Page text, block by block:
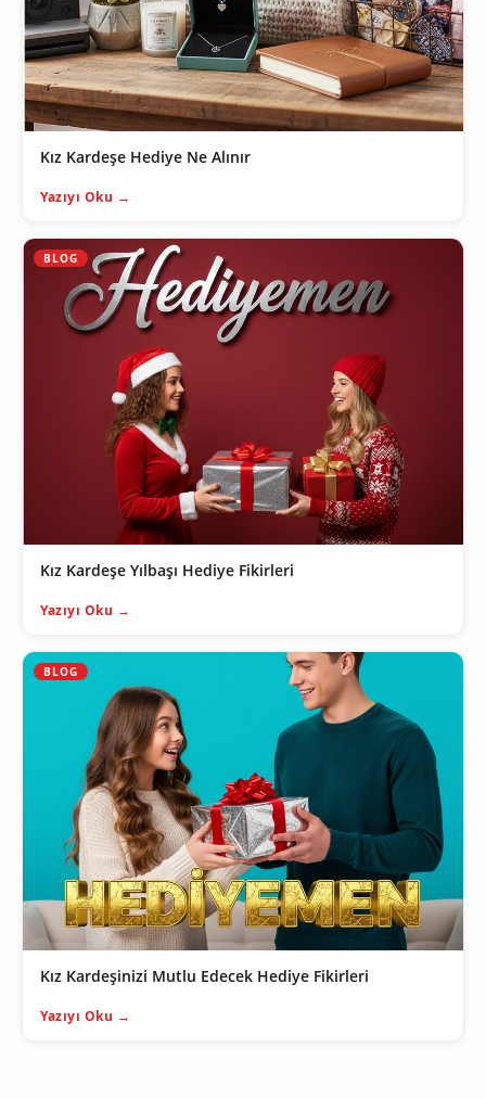
Kız Kardeşe Hediye Ne Alınır
Yazıyı Oku →
BLOG
Kız Kardeşe Yılbaşı Hediye Fikirleri
Yazıyı Oku →
BLOG
Kız Kardeşinizi Mutlu Edecek Hediye Fikirleri
Yazıyı Oku →